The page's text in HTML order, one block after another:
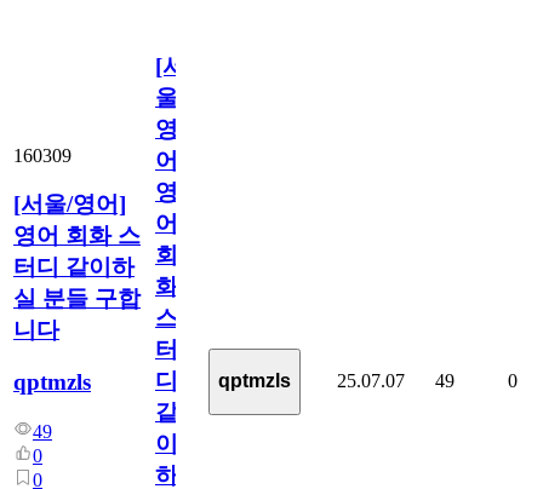
160309
[서울/영어]
영어 회화 스
터디 같이하
실 분들 구합
니다
qptmzls
49
0
0
[서
울/
영
어]
영
어
회
화
스
터
디
같
이
하
qptmzls 25.07.07 49 0